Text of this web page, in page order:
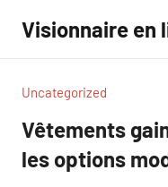
contenu
Visionnaire en
Uncategorized
Vêtements
les options